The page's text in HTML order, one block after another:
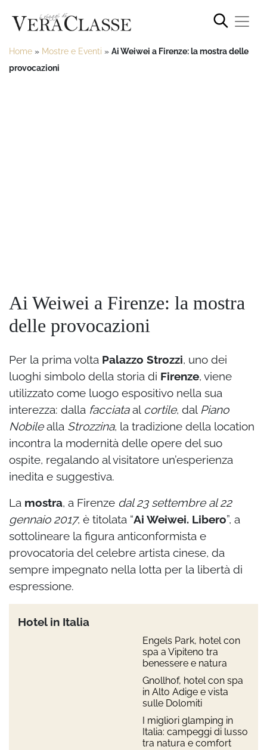
Home » Mostre e Eventi » Ai Weiwei a Firenze: la mostra delle
provocazioni
Ai Weiwei a Firenze: la mostra
delle provocazioni
Per la prima volta Palazzo Strozzi, uno dei
luoghi simbolo della storia di Firenze, viene
utilizzato come luogo espositivo nella sua
interezza: dalla facciataal cortile, dal Piano
Nobilealla Strozzina, la tradizione della location
incontra la modernità delle opere del suo
ospite, regalando al visitatore un’esperienza
inedita e suggestiva.
La mostra, a Firenze dal 23 settembre al 22
gennaio 2017, è titolata “Ai Weiwei. Libero”, a
sottolineare la figura anticonformista e
provocatoria del celebre artista cinese, da
sempre impegnato nella lotta per la libertà di
espressione.
Hotel in Italia
Engels Park, hotel con
spa a Vipiteno tra
benessere e natura
Gnollhof, hotel con spa
in Alto Adige e vista
sulle Dolomiti
I migliori glamping in
Italia: campeggi di lusso
tra natura e comfort